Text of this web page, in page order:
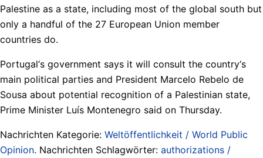
Palestine as a state, including most of the global south but
only a handful of the 27 European Union member
countries do.
Portugal‘s government says it will consult the country‘s
main political parties and President Marcelo Rebelo de
Sousa about potential recognition of a Palestinian state,
Prime Minister Luís Montenegro said on Thursday.
Nachrichten Kategorie: Weltöffentlichkeit / World Public
Opinion. Nachrichten Schlagwörter: authorizations /